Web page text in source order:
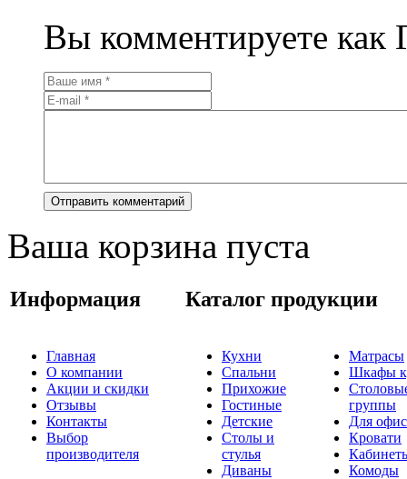
Вы комментируете как
Ваша корзина пуста
Информация Каталог продукции
Главная
О компании
Акции и скидки
Отзывы
Контакты
Выбор
производителя
Кухни
Спальни
Прихожие
Гостиные
Детские
Столы и
стулья
Диваны
Матрасы
Шкафы
группы
Для
Кровати
Комоды